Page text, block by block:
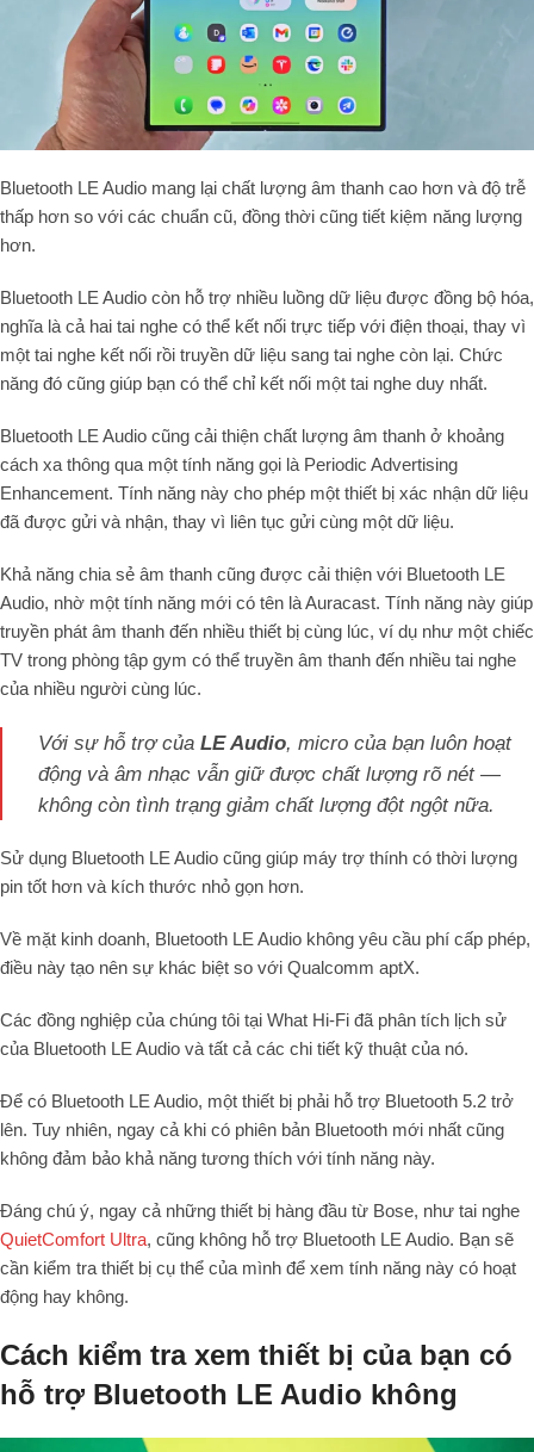
Bluetooth LE Audio mang lại chất lượng âm thanh cao hơn và độ trễ
thấp hơn so với các chuẩn cũ, đồng thời cũng tiết kiệm năng lượng
hơn.
Bluetooth LE Audio còn hỗ trợ nhiều luồng dữ liệu được đồng bộ hóa,
nghĩa là cả hai tai nghe có thể kết nối trực tiếp với điện thoại, thay vì
một tai nghe kết nối rồi truyền dữ liệu sang tai nghe còn lại. Chức
năng đó cũng giúp bạn có thể chỉ kết nối một tai nghe duy nhất.
Bluetooth LE Audio cũng cải thiện chất lượng âm thanh ở khoảng
cách xa thông qua một tính năng gọi là Periodic Advertising
Enhancement. Tính năng này cho phép một thiết bị xác nhận dữ liệu
đã được gửi và nhận, thay vì liên tục gửi cùng một dữ liệu.
Khả năng chia sẻ âm thanh cũng được cải thiện với Bluetooth LE
Audio, nhờ một tính năng mới có tên là Auracast. Tính năng này giúp
truyền phát âm thanh đến nhiều thiết bị cùng lúc, ví dụ như một chiếc
TV trong phòng tập gym có thể truyền âm thanh đến nhiều tai nghe
của nhiều người cùng lúc.
Với sự hỗ trợ của LE Audio, micro của bạn luôn hoạt
động và âm nhạc vẫn giữ được chất lượng rõ nét —
không còn tình trạng giảm chất lượng đột ngột nữa.
Sử dụng Bluetooth LE Audio cũng giúp máy trợ thính có thời lượng
pin tốt hơn và kích thước nhỏ gọn hơn.
Về mặt kinh doanh, Bluetooth LE Audio không yêu cầu phí cấp phép,
điều này tạo nên sự khác biệt so với Qualcomm aptX.
Các đồng nghiệp của chúng tôi tại What Hi-Fi đã phân tích lịch sử
của Bluetooth LE Audio và tất cả các chi tiết kỹ thuật của nó.
Để có Bluetooth LE Audio, một thiết bị phải hỗ trợ Bluetooth 5.2 trở
lên. Tuy nhiên, ngay cả khi có phiên bản Bluetooth mới nhất cũng
không đảm bảo khả năng tương thích với tính năng này.
Đáng chú ý, ngay cả những thiết bị hàng đầu từ Bose, như tai nghe
QuietComfort Ultra, cũng không hỗ trợ Bluetooth LE Audio. Bạn sẽ
cần kiểm tra thiết bị cụ thể của mình để xem tính năng này có hoạt
động hay không.
Cách kiểm tra xem thiết bị của bạn có
hỗ trợ Bluetooth LE Audio không